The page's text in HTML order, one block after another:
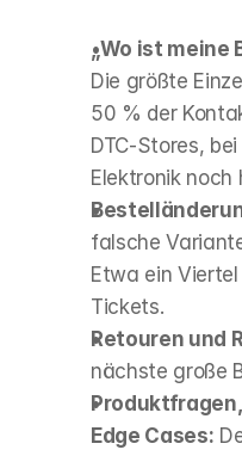
„Wo ist meine
Die größte
50 % der
DTC-Stores,
Elektronik noch
falsche
Etwa ein
Tickets.
Retouren und
nächste große
Edge Cases: